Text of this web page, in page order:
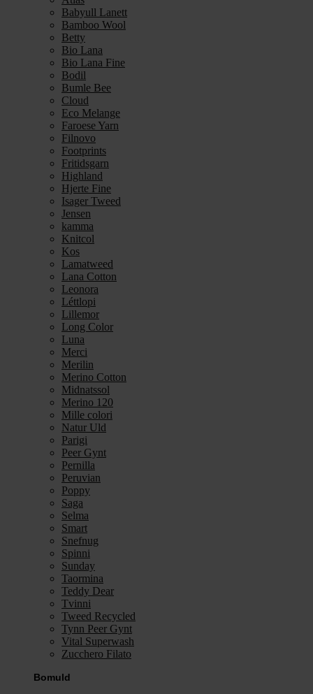
Babyull Lanett
Bamboo Wool
Betty
Bio Lana
Bio Lana Fine
Bodil
Bumle Bee
Cloud
Eco Melange
Faroese Yarn
Filnovo
Footprints
Fritidsgarn
Highland
Hjerte Fine
Isager Tweed
Jensen
kamma
Knitcol
Kos
Lamatweed
Lana Cotton
Leonora
Léttlopi
Lillemor
Long Color
Luna
Merci
Merilin
Merino Cotton
Midnatssol
Merino 120
Mille colori
Natur Uld
Parigi
Peer Gynt
Pernilla
Peruvian
Poppy
Saga
Selma
Smart
Snefnug
Spinni
Sunday
Taormina
Teddy Dear
Tvinni
Tweed Recycled
Tynn Peer Gynt
Vital Superwash
Zucchero Filato
Bomuld